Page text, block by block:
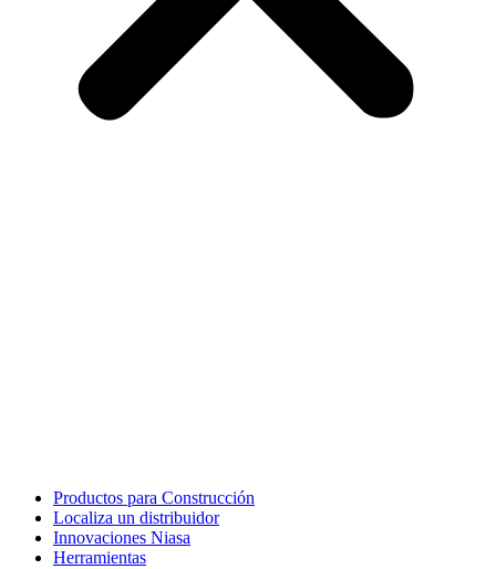
Productos para Construcción
Localiza un distribuidor
Innovaciones Niasa
Herramientas